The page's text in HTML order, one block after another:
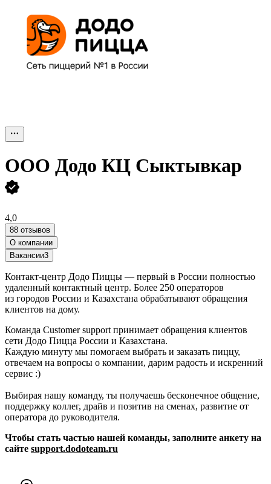
ООО Додо КЦ Сыктывкар
4,0
88 отзывов
О компании
Вакансии3
Контакт-центр Додо Пиццы — первый в России полностью
удаленный контактный центр. Более 250 операторов
из городов России и Казахстана обрабатывают обращения
клиентов на дому.
Команда Customer support принимает обращения клиентов
сети Додо Пицца России и Казахстана.
Каждую минуту мы помогаем выбрать и заказать пиццу,
отвечаем на вопросы о компании, дарим радость и искренний
сервис :)
Выбирая нашу команду, ты получаешь бесконечное общение,
поддержку коллег, драйв и позитив на сменах, развитие от
оператора до руководителя.
Чтобы стать частью нашей команды, заполните анкету на
сайте support.dodoteam.ru